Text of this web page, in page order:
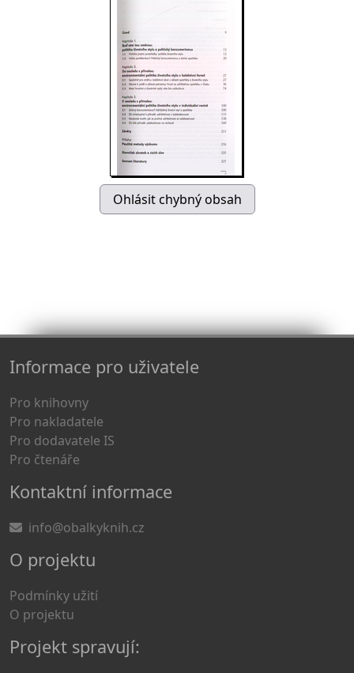
Informace pro uživatele
Pro knihovny
Pro nakladatele
Pro dodavatele IS
Pro čtenáře
Kontaktní informace
info@obalkyknih.cz
O projektu
Podmínky užití
O projektu
Projekt spravují: